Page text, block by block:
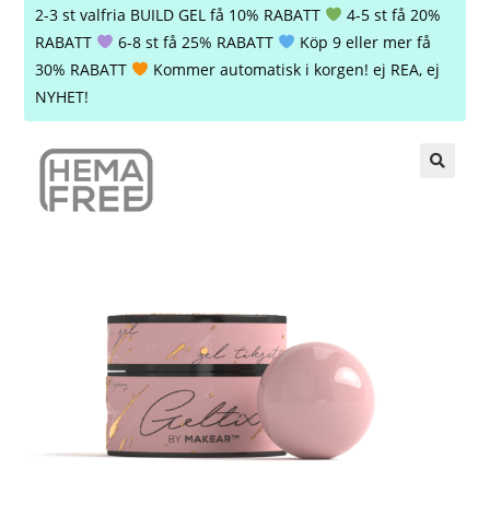
2-3 st valfria BUILD GEL få 10% RABATT
4-5 st få 20%
RABATT
6-8 st få 25% RABATT
Köp 9 eller mer få
30% RABATT
Kommer automatisk i korgen! ej REA, ej
NYHET!